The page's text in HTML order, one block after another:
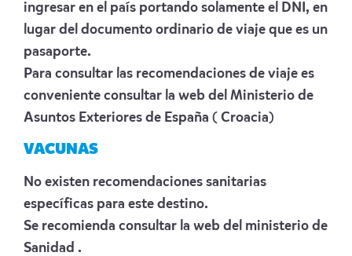
ingresar en el país portando solamente el DNI, en
lugar del documento ordinario de viaje que es un
pasaporte.
Para consultar las recomendaciones de viaje es
conveniente consultar la web del Ministerio de
Asuntos Exteriores de España ( Croacia)
VACUNAS
No existen recomendaciones sanitarias
específicas para este destino.
Se recomienda consultar la web del ministerio de
Sanidad .